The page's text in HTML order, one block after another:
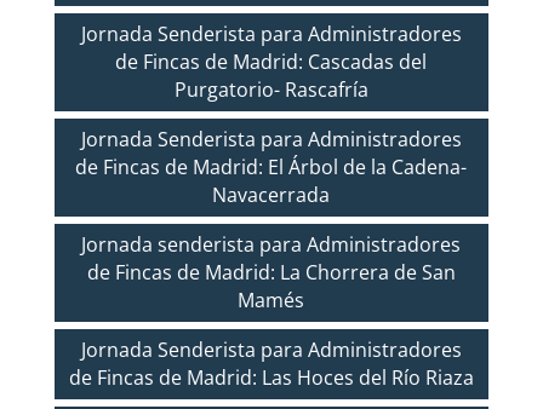
Jornada Senderista para Administradores
de Fincas de Madrid: Cascadas del
Purgatorio- Rascafría
Jornada Senderista para Administradores
de Fincas de Madrid: El Árbol de la Cadena-
Navacerrada
Jornada senderista para Administradores
de Fincas de Madrid: La Chorrera de San
Mamés
Jornada Senderista para Administradores
de Fincas de Madrid: Las Hoces del Río Riaza